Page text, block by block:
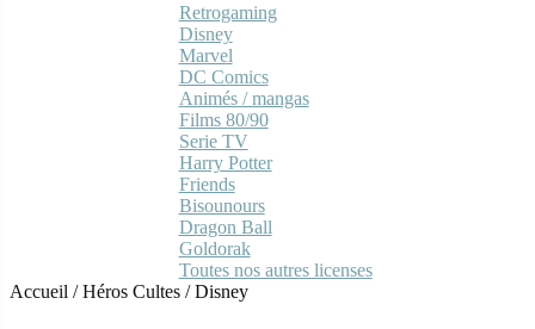
Retrogaming
Disney
Marvel
DC Comics
Animés / mangas
Films 80/90
Serie TV
Harry Potter
Friends
Bisounours
Dragon Ball
Goldorak
Toutes nos autres licenses
Accueil /Héros Cultes /Disney